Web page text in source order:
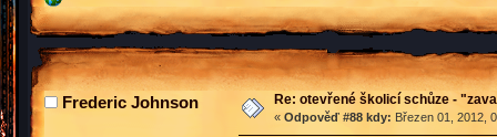
Frederic Johnson Re: otevřené školicí schůze -
« Odpověď #88 kdy: Březen 01, 2012,